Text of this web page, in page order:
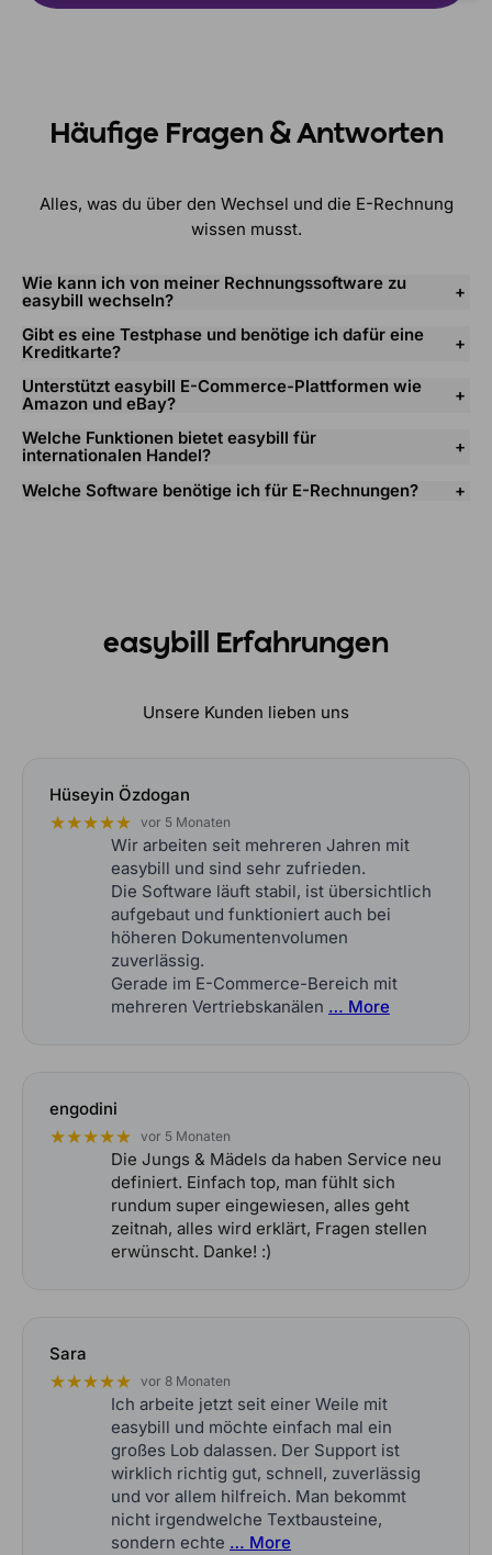
Häufige Fragen & Antworten
Alles, was du über den Wechsel und die E-Rechnung
wissen musst.
Wie kann ich von meiner Rechnungssoftware zu
easybill wechseln?
Gibt es eine Testphase und benötige ich dafür eine
Kreditkarte?
Unterstützt easybill E-Commerce-Plattformen wie
Amazon und eBay?
Welche Funktionen bietet easybill für
internationalen Handel?
Welche Software benötige ich für E-Rechnungen?
easybill Erfahrungen
Unsere Kunden lieben uns
Hüseyin Özdogan
★★★★★ vor 5 Monaten
Wir arbeiten seit mehreren Jahren mit
easybill und sind sehr zufrieden.
Die Software läuft stabil, ist übersichtlich
aufgebaut und funktioniert auch bei
höheren Dokumentenvolumen
zuverlässig.
Gerade im E-Commerce-Bereich mit
mehreren Vertriebskanälen … More
engodini
★★★★★ vor 5 Monaten
Die Jungs & Mädels da haben Service neu
definiert. Einfach top, man fühlt sich
rundum super eingewiesen, alles geht
zeitnah, alles wird erklärt, Fragen stellen
erwünscht. Danke! :)
Sara
★★★★★ vor 8 Monaten
Ich arbeite jetzt seit einer Weile mit
easybill und möchte einfach mal ein
großes Lob dalassen. Der Support ist
wirklich richtig gut, schnell, zuverlässig
und vor allem hilfreich. Man bekommt
nicht irgendwelche Textbausteine,
sondern echte … More